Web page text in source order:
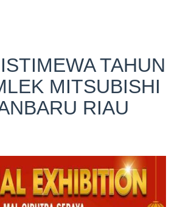
TAHUN
MITSUBISHI
RIAU